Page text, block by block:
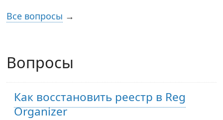
Все вопросы →
Вопросы
Как восстановить реестр в Reg
Organizer